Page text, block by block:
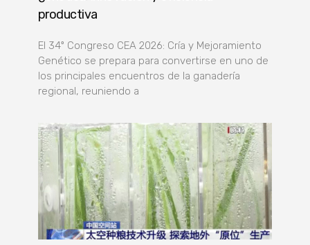
productiva
El 34º Congreso CEA 2026: Cría y Mejoramiento
Genético se prepara para convertirse en uno de
los principales encuentros de la ganadería
regional, reuniendo a